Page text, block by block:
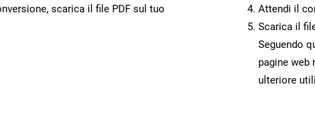
scarica il file PDF sul tuo
Attendi il
Scarica il
Seguendo
pagine web
ulteriore